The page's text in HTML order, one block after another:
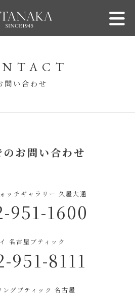
問い合わせ
のお問い合わせ
ッチギャラリー 久屋大通
951-1600
名古屋ブティック
951-8111
ングブティック 名古屋